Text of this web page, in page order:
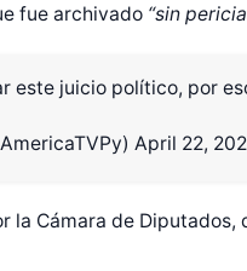
fue archivado “sin
este juicio político, por
April 22,
la Cámara de